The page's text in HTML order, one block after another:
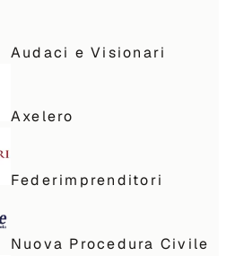
Audaci e Visionari
Axelero
Federimprenditori
Nuova Procedura Civile